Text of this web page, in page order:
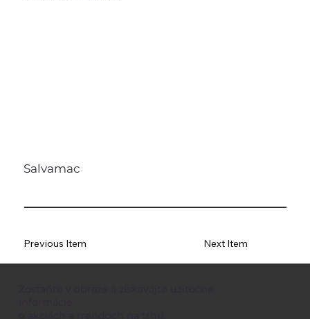
Salvamac
Previous Item Next Item